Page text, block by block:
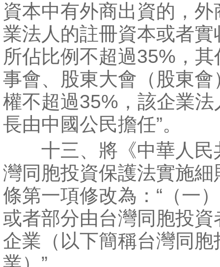
資本中有外商出資的，外
業法人的註冊資本或者實
所佔比例不超過35%，
事會、股東大會（股東會
權不超過35%，該企業法
長由中國公民擔任”。
十三、將《中華人民
灣同胞投資保護法實施細
條第一項修改為：“（一
或者部分由台灣同胞投資
企業（以下簡稱台灣同胞